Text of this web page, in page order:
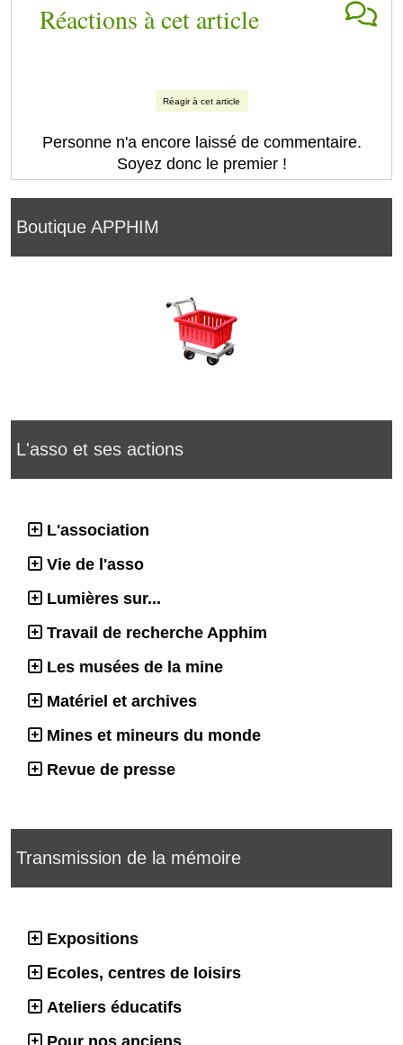
Boutique APPHIM
L'asso et ses actions
L'association
Vie de l'asso
Lumières sur...
Travail de recherche Apphim
Les musées de la mine
Matériel et archives
Mines et mineurs du monde
Revue de presse
Transmission de la mémoire
Expositions
Ecoles, centres de loisirs
Ateliers éducatifs
Réactions à cet article
Réagir à cet article
Personne n'a encore laissé de commentaire.
Soyez donc le premier !